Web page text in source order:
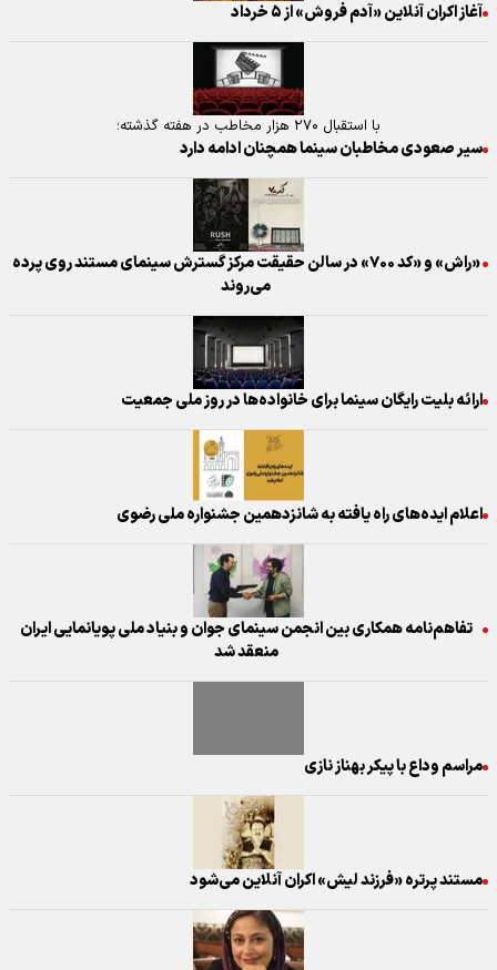
آغاز اکران آنلاین «آدم فروش» از ۵ خرداد
با استقبال ۲۷۰ هزار مخاطب در هفته گذشته؛
سیر صعودی مخاطبان سینما همچنان ادامه دارد
«راش» و «کد ۷۰۰» در سالن حقیقت مرکز گسترش سینمای مستند روی پرده
می‌روند
ارائه بلیت رایگان سینما برای خانواده‌ها در روز ملی جمعیت
اعلام ایده‌های راه یافته به شانزدهمین جشنواره ملی رضوی
تفاهم‌نامه همکاری بین انجمن سینمای جوان و بنیاد ملی پویانمایی ایران
منعقد شد
مراسم وداع با پیکر بهناز نازی
مستند پرتره «فرزند لیش» اکران آنلاین می‌شود